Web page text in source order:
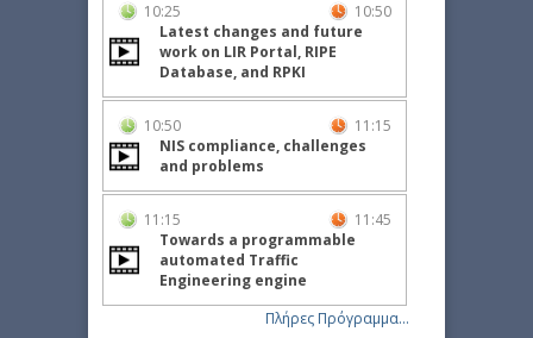
10:25
10:50
Latest changes and future
work on LIR Portal, RIPE
Database, and RPKI
10:50
11:15
NIS compliance, challenges
and problems
11:15
11:45
Towards a programmable
automated Traffic
Engineering engine
Πλήρες Πρόγραμμα...